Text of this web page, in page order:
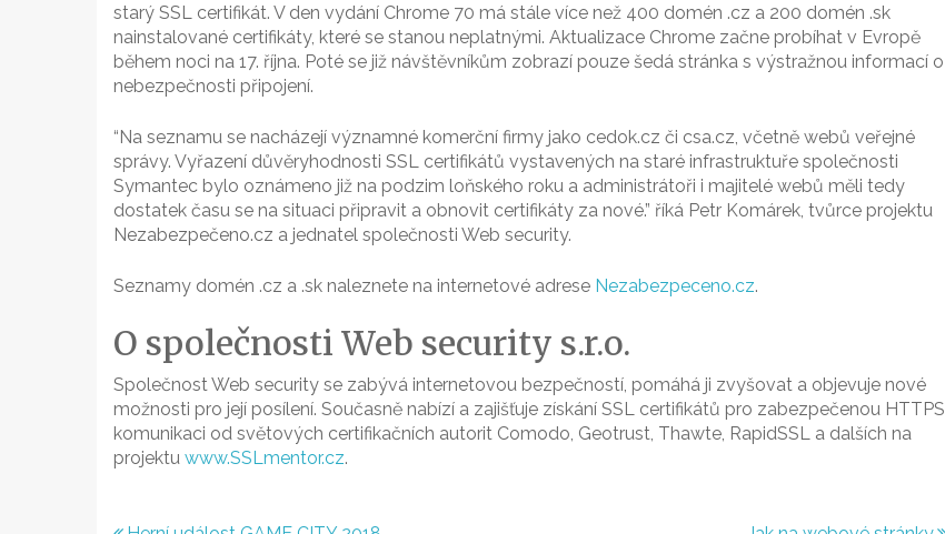
starý SSL certifikát. V den vydání Chrome 70 má stále více než 400 domén .cz a 200 domén .sk
nainstalované certifikáty, které se stanou neplatnými. Aktualizace Chrome začne probíhat v Evropě
během noci na 17. října. Poté se již návštěvníkům zobrazí pouze šedá stránka s výstražnou informací o
nebezpečnosti připojení.
“Na seznamu se nacházejí významné komerční firmy jako cedok.cz či csa.cz, včetně webů veřejné
správy. Vyřazení důvěryhodnosti SSL certifikátů vystavených na staré infrastruktuře společnosti
Symantec bylo oznámeno již na podzim loňského roku a administrátoři i majitelé webů měli tedy
dostatek času se na situaci připravit a obnovit certifikáty za nové.” říká Petr Komárek, tvůrce projektu
Nezabezpečeno.cz a jednatel společnosti Web security.
Seznamy domén .cz a .sk naleznete na internetové adrese Nezabezpeceno.cz.
O společnosti Web security s.r.o.
Společnost Web security se zabývá internetovou bezpečností, pomáhá ji zvyšovat a objevuje nové
možnosti pro její posílení. Současně nabízí a zajišťuje získání SSL certifikátů pro zabezpečenou HTTPS
komunikaci od světových certifikačních autorit Comodo, Geotrust, Thawte, RapidSSL a dalších na
projektu www.SSLmentor.cz.